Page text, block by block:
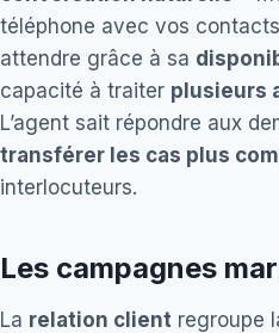
téléphone avec vos
attendre grâce à sa
capacité à traiter plusieurs
L’agent sait répondre aux
transférer les cas plus
interlocuteurs.
Les campagnes
La relation client regroupe